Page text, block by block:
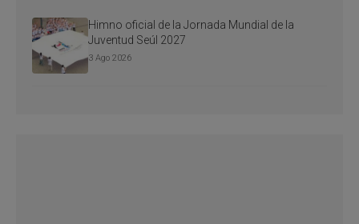
Himno oficial de la Jornada Mundial de la
Juventud Seúl 2027
3 Ago 2026